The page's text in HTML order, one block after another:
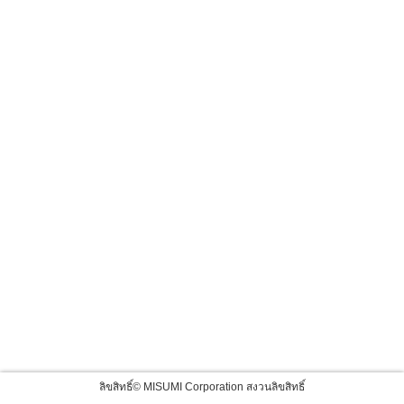
ลิขสิทธิ์© MISUMI Corporation สงวนลิขสิทธิ์